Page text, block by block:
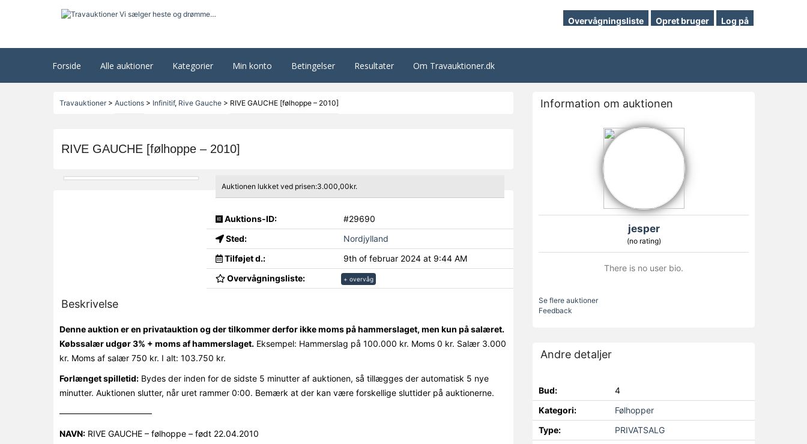
Overvågningsliste Opret bruger Log på
Forside Alle auktioner Kategorier Min konto Betingelser Resultater Om Travauktioner.dk
Travauktioner> Auctions> Infinitif, Rive Gauche> RIVE GAUCHE [følhoppe – 2010]
RIVE GAUCHE [følhoppe – 2010]
Auktionen lukket ved prisen:3.000,00kr.
Auktions-ID:
#29690
Sted:
Nordjylland
Tilføjet d.:
9th of februar 2024 at 9:44 AM
Overvågningsliste:
+ overvåg
Beskrivelse
Denne auktion er en privatauktion og der tilkommer derfor ikke moms på hammerslaget, men kun på salæret.
Købssalær udgør 3% + moms af hammerslaget.Eksempel: Hammerslag på 100.000 kr. Moms 0 kr. Salær 3.000
kr. Moms af salær 750 kr. I alt: 103.750 kr.
Forlænget spilletid:Bydes der inden for de sidste 5 minutter af auktionen, så tillægges der automatisk 5 nye
minutter. Auktionen slutter, når uret rammer 0:00. Bemærk at der kan være forskellige sluttider på auktionerne.
———————————
NAVN:RIVE GAUCHE – følhoppe – født 22.04.2010
Information om auktionen
jesper
(no rating)
There is no user bio.
Se flere auktioner
Feedback
Andre detaljer
Bud:
4
Kategori:
Følhopper
Type:
PRIVATSALG